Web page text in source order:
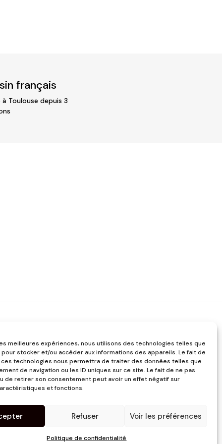
meilleures expériences, nous utilisons des technologies telles que
stocker et/ou accéder aux informations des appareils. Le fait de
technologies nous permettra de traiter des données telles que
de navigation ou les ID uniques sur ce site. Le fait de ne pas
de retirer son consentement peut avoir un effet négatif sur
et fonctions.
Refuser Voir les préférences
Politique de confidentialité
français
Toulouse depuis 3